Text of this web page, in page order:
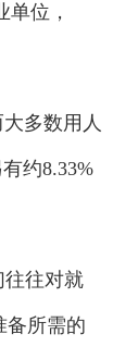
位，
多数用人
约8.33%
往对就
备所需的